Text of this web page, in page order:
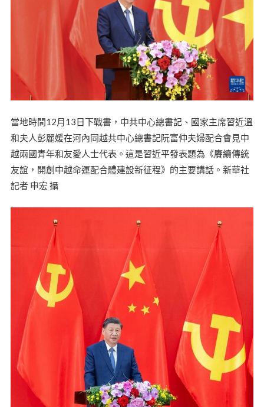
當地時間12月13日下戰書，中共中心總書記、國家主席習近溫
和夫人彭麗媛在河內同越共中心總書記阮富仲夫婦配合會見中
越兩國青年和友愛人士代表。這是習近平發表題為《賡續傳統
友誼，開創中越命運配合體建設新征程》的主要講話。新華社
記者 申宏 攝